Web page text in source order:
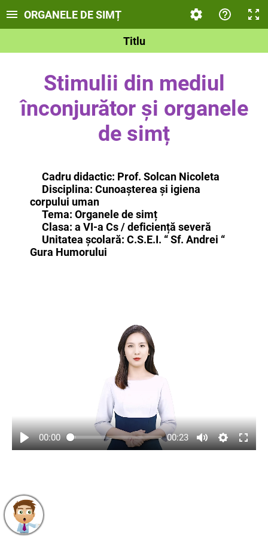
ORGANELE DE SIMȚ
Titlu
Stimulii din mediul
înconjurător și organele
de simț
Cadru didactic: Prof. Solcan Nicoleta
Disciplina: Cunoașterea și igiena
corpului uman
Tema: Organele de simț
Clasa: a VI-a Cs / deficiență severă
Unitatea școlară: C.S.E.I. “ Sf. Andrei “
Gura Humorului
00:00 00:23